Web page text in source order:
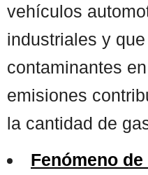
vehículos
industriales y
contaminantes
emisiones
la cantidad de
Fenómeno